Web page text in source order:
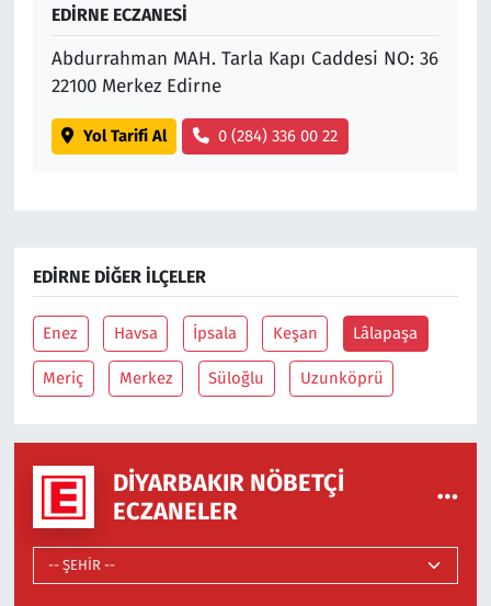
EDİRNE ECZANESİ
Abdurrahman MAH. Tarla Kapı Caddesi NO: 36
22100 Merkez Edirne
Yol Tarifi Al 0 (284) 336 00 22
EDIRNE DIĞER İLÇELER
Enez Havsa İpsala Keşan Lâlapaşa
Meriç Merkez Süloğlu Uzunköprü
DIYARBAKIR NÖBETÇI
ECZANELER